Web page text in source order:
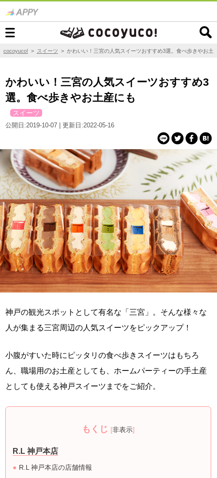
cocoyuco! > スイーツ > かわいい！三宮の人気スイーツおすすめ3選。食べ歩きやお土
かわいい！三宮の人気スイーツおすすめ3
選。食べ歩きやお土産にも
スイーツ
公開日:2019-10-07 | 更新日:2022-05-16
神戸の観光スポットとして有名な「三宮」。そんな様々な
人が集まる三宮周辺の人気スイーツをピックアップ！
小腹がすいた時にピッタリの食べ歩きスイーツはもちろ
ん、職場用のお土産としても、ホームパーティーの手土産
としても使える神戸スイーツまでをご紹介。
もくじ [非表示]
R.L 神戸本店
R.L 神戸本店の店舗情報